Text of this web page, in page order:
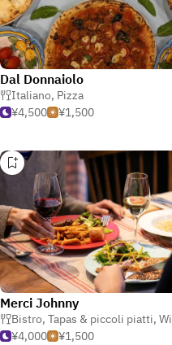
Dal Donnaiolo
Italiano, Pizza
¥4,500
¥1,500
Merci Johnny
Bistro, Tapas & piccoli piatti,
¥4,000
¥1,500